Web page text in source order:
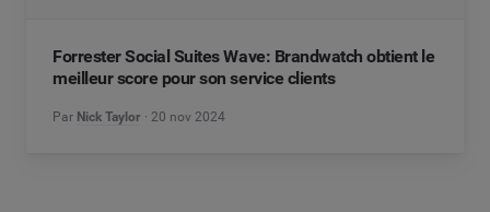
Forrester Social Suites Wave: Brandwatch obtient le
meilleur score pour son service clients
Par Nick Taylor 20 nov 2024